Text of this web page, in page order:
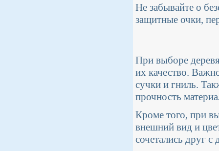
Не забывайте о
защитные очки,
При выборе
их качество.
сучки и гниль.
прочность
Кроме того, при
внешний вид и
сочетались друг